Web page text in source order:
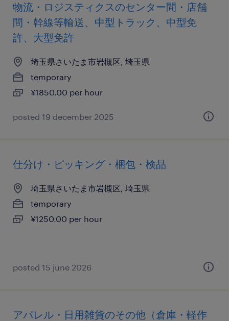
物流・ロジスティクスのセンター間・店舗
間・幹線等輸送、中型トラック、中型免
許、大型免許
埼玉県さいたま市岩槻区, 埼玉県
temporary
¥1850.00 per hour
posted 19 december 2025
仕分け・ピッキング・梱包・検品
埼玉県さいたま市岩槻区, 埼玉県
temporary
¥1250.00 per hour
posted 15 june 2026
アパレル・日用雑貨のその他（倉庫・軽作